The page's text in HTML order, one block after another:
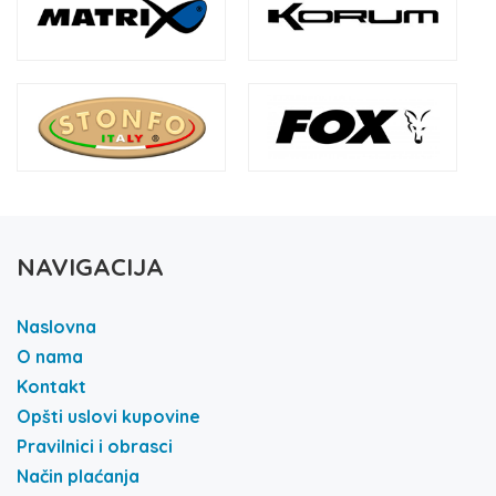
NAVIGACIJA
Naslovna
O nama
Kontakt
Opšti uslovi kupovine
Pravilnici i obrasci
Način plaćanja